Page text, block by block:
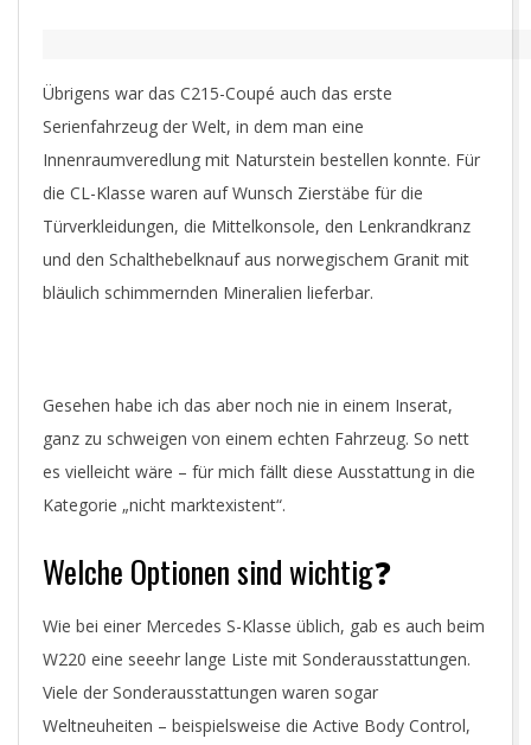
Übrigens war das C215-Coupé auch das erste
Serienfahrzeug der Welt, in dem man eine
Innenraumveredlung mit Naturstein bestellen konnte. Für
die CL-Klasse waren auf Wunsch Zierstäbe für die
Türverkleidungen, die Mittelkonsole, den Lenkrandkranz
und den Schalthebelknauf aus norwegischem Granit mit
bläulich schimmernden Mineralien lieferbar.
Gesehen habe ich das aber noch nie in einem Inserat,
ganz zu schweigen von einem echten Fahrzeug. So nett
es vielleicht wäre – für mich fällt diese Ausstattung in die
Kategorie „nicht marktexistent“.
Welche Optionen sind wichtig❓
Wie bei einer Mercedes S-Klasse üblich, gab es auch beim
W220 eine seeehr lange Liste mit Sonderausstattungen.
Viele der Sonderausstattungen waren sogar
Weltneuheiten – beispielsweise die Active Body Control,